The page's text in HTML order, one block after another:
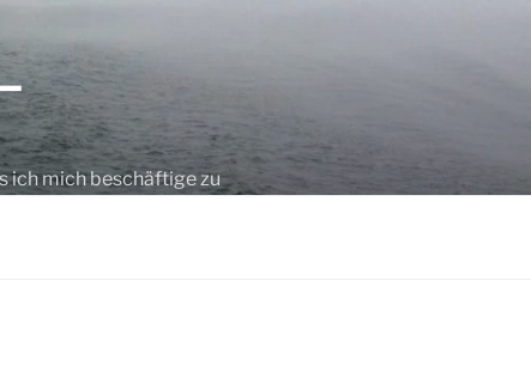
ich mich beschäftige zu